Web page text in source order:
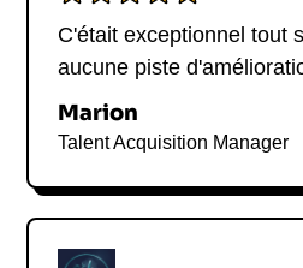
C'était exceptionnel tout
aucune piste
Marion
Talent Acquisition Manager